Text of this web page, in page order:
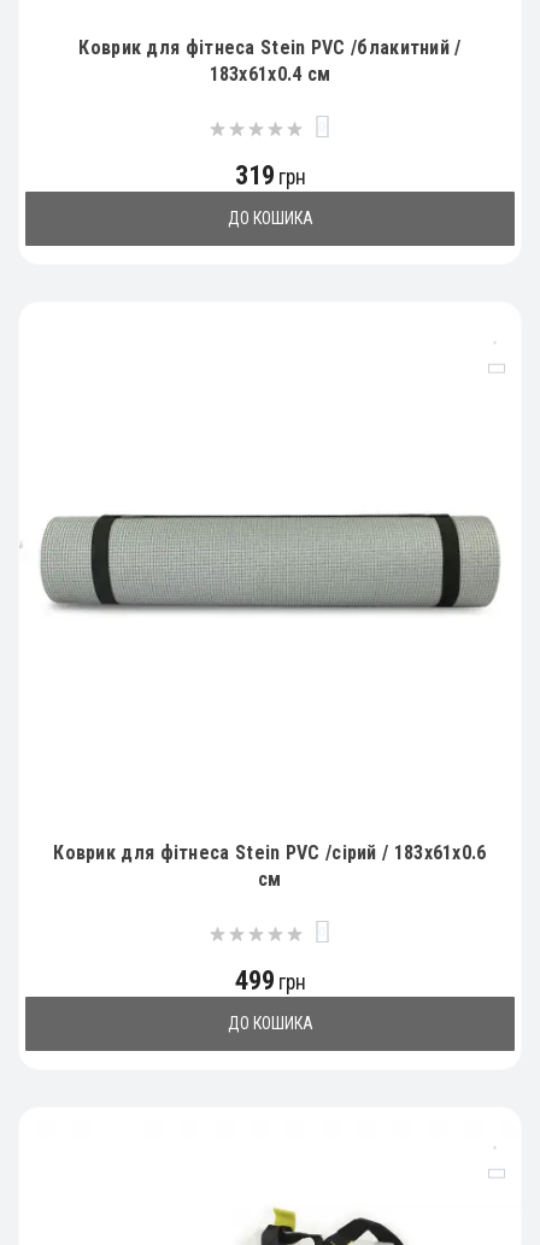
Коврик для фітнеса Stein PVC /блакитний /
183x61x0.4 см
319 грн
ДО КОШИКА
Коврик для фітнеса Stein PVC /сірий / 183x61x0.6
см
499 грн
ДО КОШИКА